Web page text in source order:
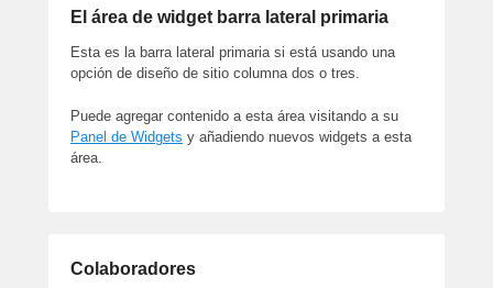
El área de widget barra lateral primaria
Esta es la barra lateral primaria si está usando una
opción de diseño de sitio columna dos o tres.
Puede agregar contenido a esta área visitando a su
Panel de Widgets y añadiendo nuevos widgets a esta
área.
Colaboradores